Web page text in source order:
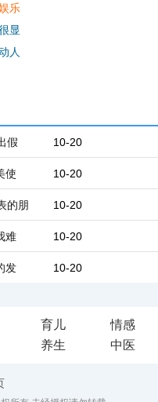
乐
显
人
10-20
假
10-20
使
10-20
的朋
10-20
难
10-20
发
育儿
情感
养生 中医